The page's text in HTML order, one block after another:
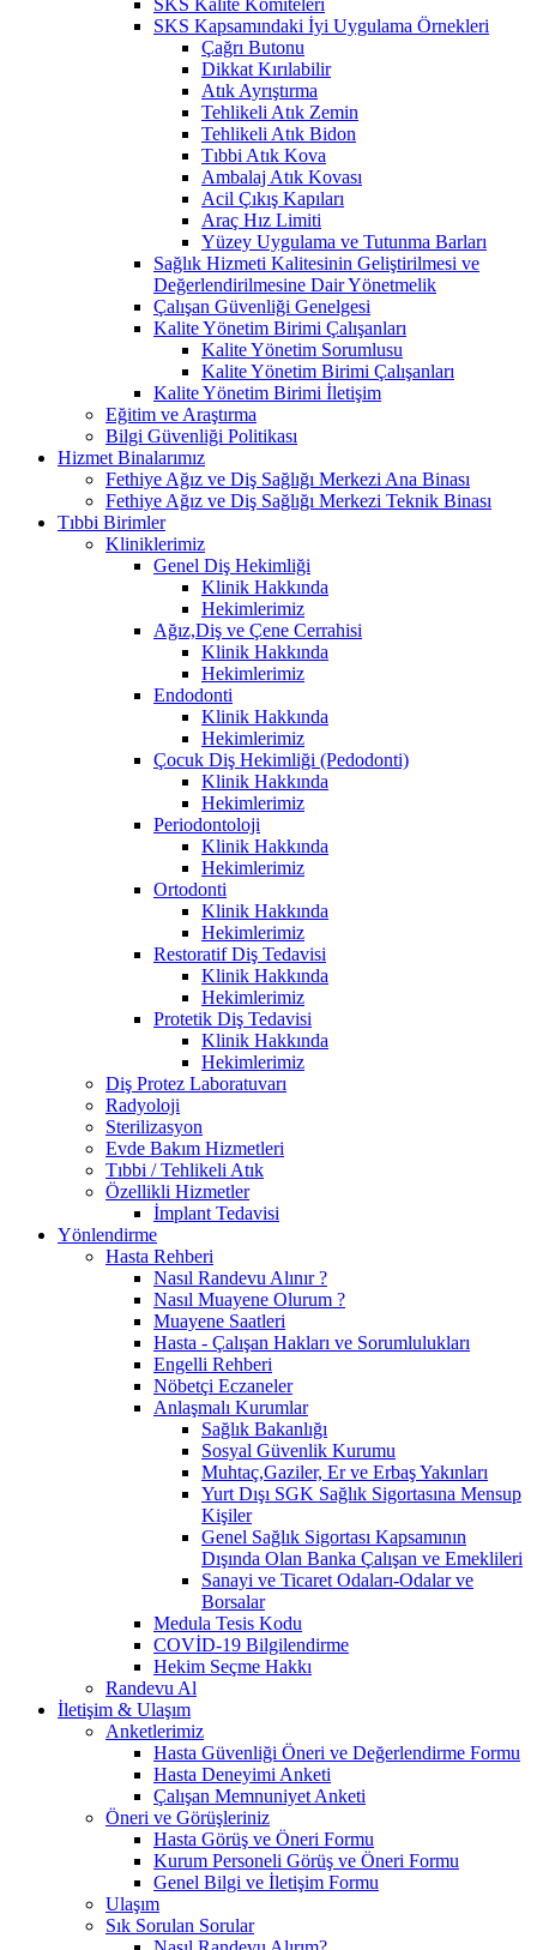
SKS Kapsamındaki İyi Uygulama Örnekleri
Çağrı Butonu
Dikkat Kırılabilir
Atık Ayrıştırma
Tehlikeli Atık Zemin
Tehlikeli Atık Bidon
Tıbbi Atık Kova
Ambalaj Atık Kovası
Acil Çıkış Kapıları
Araç Hız Limiti
Yüzey Uygulama ve Tutunma Barları
Sağlık Hizmeti Kalitesinin Geliştirilmesi ve
Değerlendirilmesine Dair Yönetmelik
Çalışan Güvenliği Genelgesi
Kalite Yönetim Birimi Çalışanları
Kalite Yönetim Sorumlusu
Kalite Yönetim Birimi Çalışanları
Kalite Yönetim Birimi İletişim
Eğitim ve Araştırma
Bilgi Güvenliği Politikası
Hizmet Binalarımız
Fethiye Ağız ve Diş Sağlığı Merkezi Ana Binası
Fethiye Ağız ve Diş Sağlığı Merkezi Teknik Binası
Tıbbi Birimler
Kliniklerimiz
Genel Diş Hekimliği
Klinik Hakkında
Hekimlerimiz
Ağız,Diş ve Çene Cerrahisi
Klinik Hakkında
Hekimlerimiz
Endodonti
Klinik Hakkında
Hekimlerimiz
Çocuk Diş Hekimliği (Pedodonti)
Klinik Hakkında
Hekimlerimiz
Periodontoloji
Klinik Hakkında
Hekimlerimiz
Ortodonti
Klinik Hakkında
Hekimlerimiz
Restoratif Diş Tedavisi
Klinik Hakkında
Hekimlerimiz
Protetik Diş Tedavisi
Klinik Hakkında
Hekimlerimiz
Diş Protez Laboratuvarı
Radyoloji
Sterilizasyon
Evde Bakım Hizmetleri
Tıbbi / Tehlikeli Atık
Özellikli Hizmetler
İmplant Tedavisi
Yönlendirme
Hasta Rehberi
Nasıl Randevu Alınır ?
Nasıl Muayene Olurum ?
Muayene Saatleri
Hasta - Çalışan Hakları ve Sorumlulukları
Engelli Rehberi
Nöbetçi Eczaneler
Anlaşmalı Kurumlar
Sağlık Bakanlığı
Sosyal Güvenlik Kurumu
Muhtaç,Gaziler, Er ve Erbaş Yakınları
Yurt Dışı SGK Sağlık Sigortasına Mensup
Kişiler
Genel Sağlık Sigortası Kapsamının
Dışında Olan Banka Çalışan ve Emeklileri
Sanayi ve Ticaret Odaları-Odalar ve
Borsalar
Medula Tesis Kodu
COVİD-19 Bilgilendirme
Hekim Seçme Hakkı
Randevu Al
İletişim & Ulaşım
Anketlerimiz
Hasta Güvenliği Öneri ve Değerlendirme Formu
Hasta Deneyimi Anketi
Çalışan Memnuniyet Anketi
Öneri ve Görüşleriniz
Hasta Görüş ve Öneri Formu
Kurum Personeli Görüş ve Öneri Formu
Genel Bilgi ve İletişim Formu
Ulaşım
Sık Sorulan Sorular